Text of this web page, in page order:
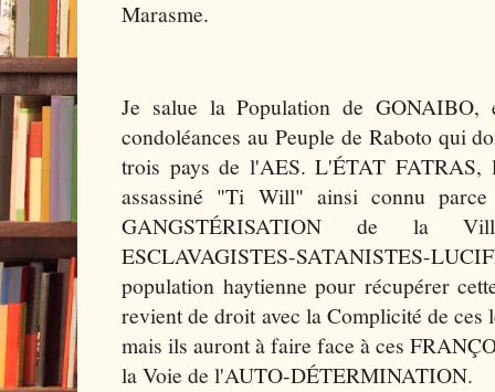
Marasme.
Je salue la Population de GONAIBO,
condoléances au Peuple de Raboto qui
trois pays de l'AES. L'ÉTAT FATRAS,
assassiné "Ti Will" ainsi connu
GANGSTÉRISATION de la
ESCLAVAGISTES-SATANISTES-
population haytienne pour récupérer
revient de droit avec la Complicité de ces
mais ils auront à faire face à ces
la Voie de l'AUTO-DÉTERMINATION.